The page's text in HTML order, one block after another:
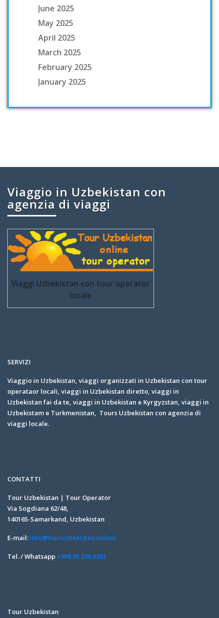
June 2025
May 2025
April 2025
March 2025
February 2025
January 2025
Viaggio in Uzbekistan con
agenzia di viaggi
Viaggi Uzbekistan con tour operator
locale
SERVIZI
Viaggio in Uzbekistan, viaggi organizzati in Uzbekistan con tour
operataor locali, viaggi in Uzbekistan diretto, viaggi in
Uzbekistan fai da te, viaggi in Uzbekistan e Kyrgyzstan, viaggi in
Uzbekistam e Turkmenistan, Tours Uzbekistan con agenzia di
viaggi locale.
CONTATTI
Tour Uzbekistan | Tour Operator
Via Sogdiana 62/48,
140165-Samarkand, Uzbekistan
E-mail: info@touruzbekistan.online
Tel. / Whatsapp +998 93 338 8383
Tour Uzbekistan